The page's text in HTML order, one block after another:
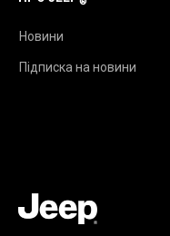
Новини
Підписка на новини